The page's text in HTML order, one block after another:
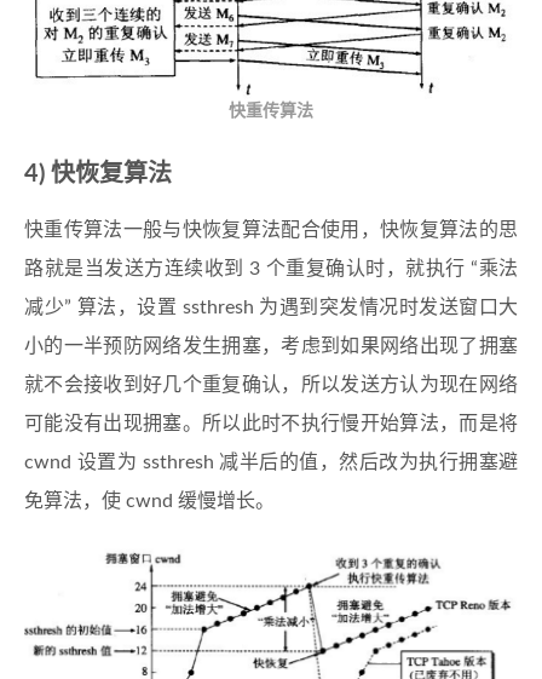
快重传算法
4) 快恢复算法
快重传算法一般与快恢复算法配合使用，快恢复算法的思
路就是当发送方连续收到 3 个重复确认时，就执行 “乘法
减少” 算法，设置 ssthresh 为遇到突发情况时发送窗口大
小的一半预防网络发生拥塞，考虑到如果网络出现了拥塞
就不会接收到好几个重复确认，所以发送方认为现在网络
可能没有出现拥塞。所以此时不执行慢开始算法，而是将
cwnd 设置为 ssthresh 减半后的值，然后改为执行拥塞避
免算法，使 cwnd 缓慢增长。